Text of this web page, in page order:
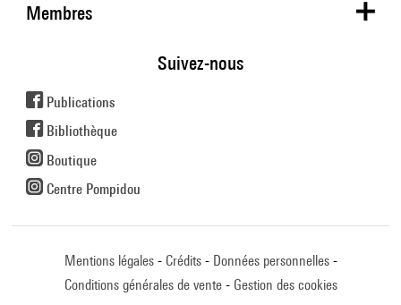
Membres
Suivez-nous
Publications
Bibliothèque
Boutique
Centre Pompidou
Mentions légales Crédits
Données personnelles
Conditions générales de vente
Gestion des cookies